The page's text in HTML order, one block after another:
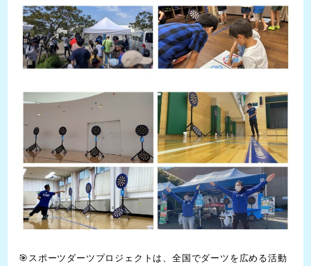
🎯スポーツダーツプロジェクトは、全国でダーツを広める活動